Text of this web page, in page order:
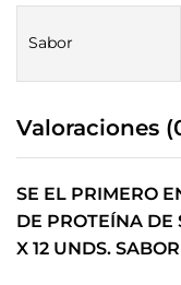
Sabor
Valoraciones
SE EL PRIMERO
DE PROTEÍNA DE
X 12 UNDS.